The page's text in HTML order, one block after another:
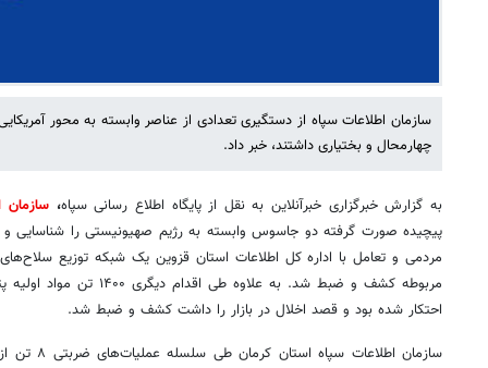
سازمان اطلاعات سپاه از دستگیری تعدادی از عناصر وابسته به محور
چهارمحال و بختیاری داشتند، خبر داد.
به گزارش خبرگزاری خبرآنلاین به نقل از پایگاه اطلاع رسانی سپاه، سازمان
پیچیده صورت گرفته دو جاسوس وابسته به رژیم صهیونیستی را
مردمی و تعامل با اداره کل اطلاعات استان قزوین یک شبکه توزیع
مربوطه کشف و ضبط شد. به
احتکار شده بود و قصد اخلال در بازار را داشت کشف و ضبط شد.
سازمان